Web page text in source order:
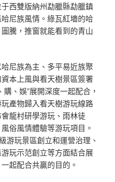
西雙版納州勐臘縣勐臘鎮
尼族風情。綠瓦紅墻的哈
騰，推窗就能看到的青山
尼族為主、多平易近族聚
本上風與看天樹景區簽署
、娛”展開深度一起配合，
產物歸入看天樹游玩線路
龍村研學游玩、雨林徒
俗風情體驗等游玩項目。
游玩景區創立和運營治理、
玩示范創立等方面結合展
起配合共贏的目的。